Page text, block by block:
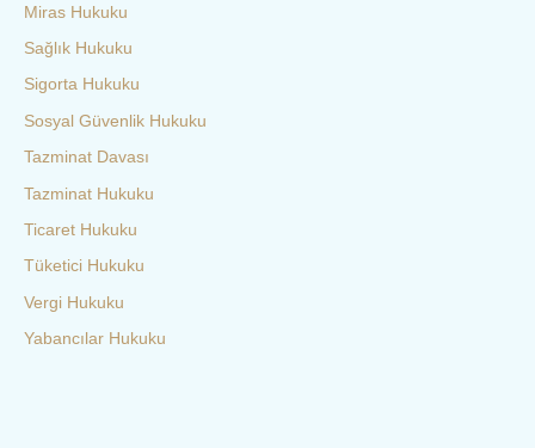
Miras Hukuku
Sağlık Hukuku
Sigorta Hukuku
Sosyal Güvenlik Hukuku
Tazminat Davası
Tazminat Hukuku
Ticaret Hukuku
Tüketici Hukuku
Vergi Hukuku
Yabancılar Hukuku